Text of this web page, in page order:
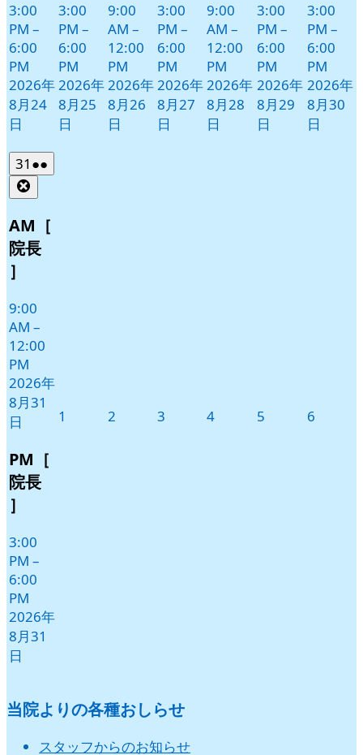
3:00
PM –
6:00
PM
2026年
8月24
日
3:00
PM –
6:00
PM
2026年
8月25
日
9:00
AM –
12:00
PM
2026年
8月26
日
3:00
PM –
6:00
PM
2026年
8月27
日
9:00
AM –
12:00
PM
2026年
8月28
日
3:00
PM –
6:00
PM
2026年
8月29
日
3:00
PM –
6:00
PM
2026年
8月30
日
31 2026
年
8
月
31
日
●●
件
イ
ベ
AM［
院長
］
9:00
AM –
12:00
PM
2026年
8月31
日
PM［
院長
］
3:00
PM –
6:00
PM
2026年
8月31
日
1 2 3 42026
5 6
当院よりの各種おしらせ
スタッフからのお知らせ